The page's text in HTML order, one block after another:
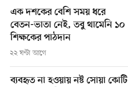
এক দশকের বেশি সময় ধরে
বেতন-ভাতা নেই, তবু থামেনি ১০
শিক্ষকের পাঠদান
২২ ঘণ্টা আগে
ব্যবহৃত না হওয়ায় নষ্ট সোয়া কোটি